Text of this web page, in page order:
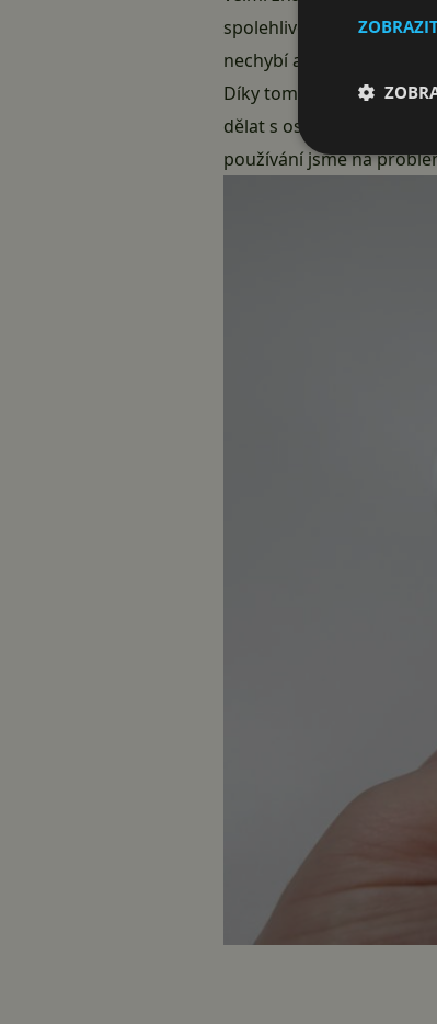
spolehlivost a podporu
nechybí ani podpora ze
Díky tomu vznikl i plugin
dělat s osvětlením s
používání jsme na